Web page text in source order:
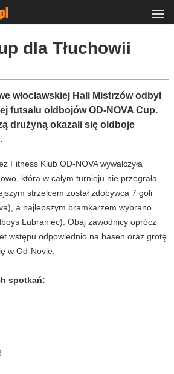
dla Tłuchowii
włocławskiej Hali Mistrzów odbył
futsalu oldbojów OD-NOVA Cup.
drużyną okazali się oldboje
Fitness Klub OD-NOVA wywalczyła
która w całym turnieju nie przegrała
strzelcem został zdobywca 7 goli
a najlepszym bramkarzem wybrano
Lubraniec). Obaj zawodnicy oprócz
wstępu odpowiednio na basen oraz grotę
w Od-Novie.
spotkań: